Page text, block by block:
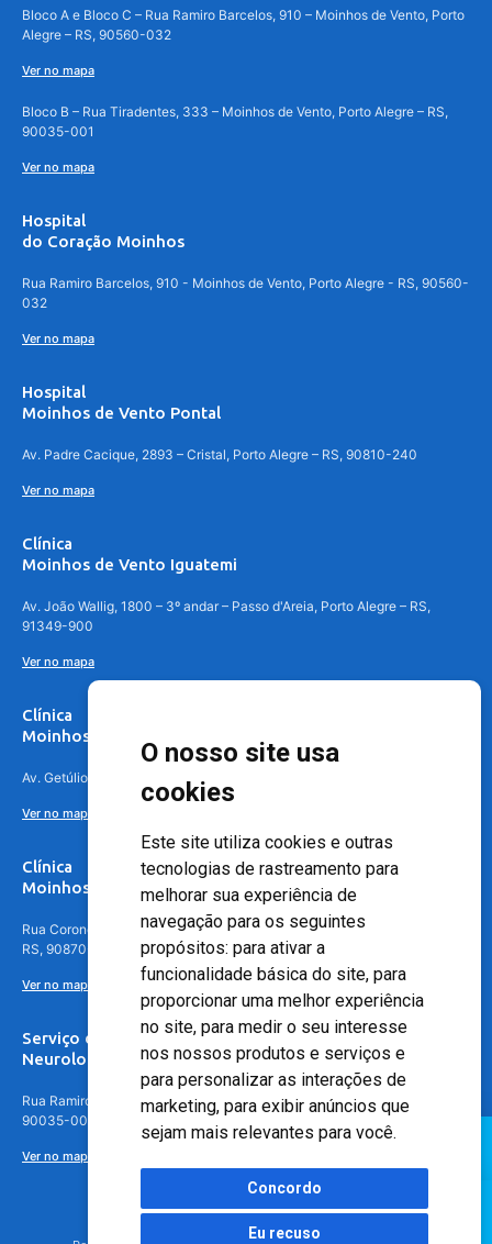
O nosso site usa
cookies
Este site utiliza cookies e outras
tecnologias de rastreamento para
melhorar sua experiência de
navegação para os seguintes
propósitos: para ativar a
funcionalidade básica do site, para
proporcionar uma melhor experiência
no site, para medir o seu interesse
nos nossos produtos e serviços e
para personalizar as interações de
marketing, para exibir anúncios que
sejam mais relevantes para você.
Concordo
Eu recuso
Bloco A e Bloco C – Rua Ramiro Barcelos, 910 – Moinhos de Vento, Porto
Alegre – RS, 90560-032
Ver no mapa
Bloco B – Rua Tiradentes, 333 – Moinhos de Vento, Porto Alegre – RS,
90035-001
Ver no mapa
Hospital
do Coração Moinhos
Rua Ramiro Barcelos, 910 - Moinhos de Vento, Porto Alegre - RS, 90560-
032
Ver no mapa
Hospital
Moinhos de Vento Pontal
Av. Padre Cacique, 2893 – Cristal, Porto Alegre – RS, 90810-240
Ver no mapa
Clínica
Moinhos de Vento Iguatemi
Av. João Wallig, 1800 – 3º andar – Passo d'Areia, Porto Alegre – RS,
91349-900
Ver no mapa
Clínica
Moinhos de Vento Canoas
Av. Getúlio Vargas, 4841 – Centro, Canoas – RS, 92010-010
Ver no mapa
Clínica
Moinhos de Vento - Teresópolis
Rua Coronel Aparício Borges, 250 - 3º andar - Teresópolis, Porto Alegre -
RS, 90870-016
Ver no mapa
Serviço de
Neurologia
Rua Ramiro Barcelos, 630 – 5º andar – Floresta, Porto Alegre – RS,
90035-001
Ver no mapa